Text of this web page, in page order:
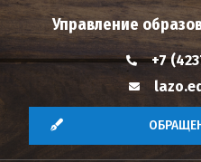
Управление
+7